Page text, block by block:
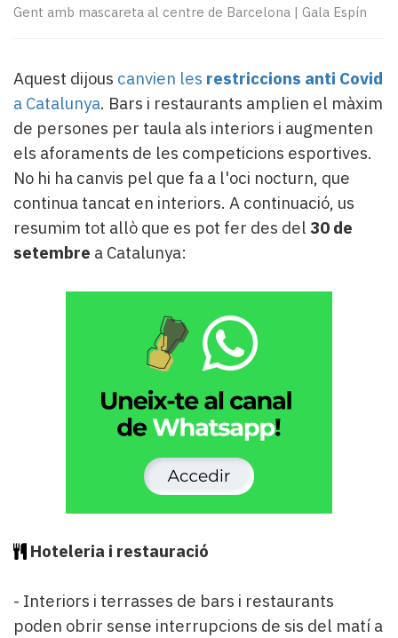
Subscriptors
Pallars
Contingut
patrocinat
Lo
més
llegit...
Editorial
Gent amb mascareta al centre de Barcelona | Gala Espín
Aquest dijous canvien les restriccions anti Covid
a Catalunya. Bars i restaurants amplien el màxim
de persones per taula als interiors i augmenten
els aforaments de les competicions esportives.
No hi ha canvis pel que fa a l'oci nocturn, que
continua tancat en interiors. A continuació, us
resumim tot allò que es pot fer des del 30 de
setembre a Catalunya:
Hoteleria i restauració
- Interiors i terrasses de bars i restaurants
poden obrir sense interrupcions de sis del matí a